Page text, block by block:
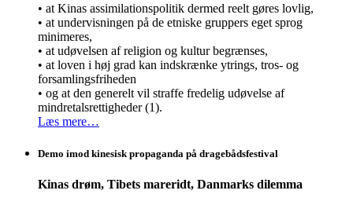
• at Kinas assimilationspolitik dermed reelt gøres lovlig,
• at undervisningen på de etniske gruppers eget sprog
minimeres,
• at udøvelsen af religion og kultur begrænses,
• at loven i høj grad kan indskrænke ytrings, tros- og
forsamlingsfriheden
• og at den generelt vil straffe fredelig udøvelse af
mindretalsrettigheder (1).
Læs mere…
Demo imod kinesisk propaganda på dragebådsfestival
Kinas drøm, Tibets mareridt, Danmarks dilemma